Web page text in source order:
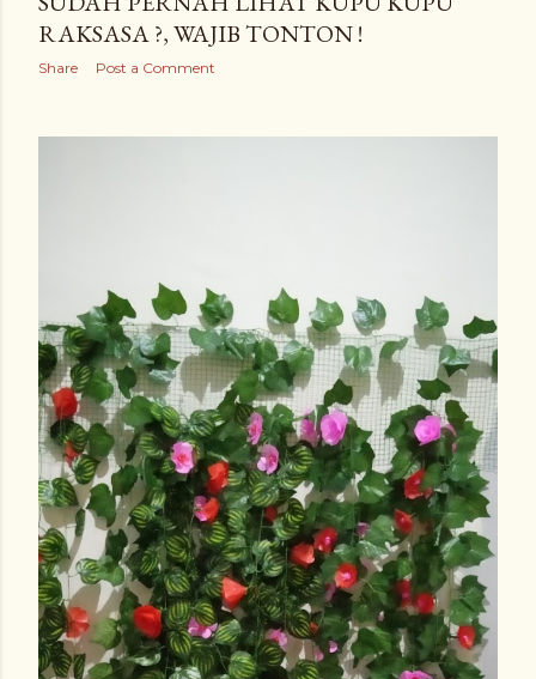
RAKSASA ?, WAJIB TONTON !
Share Post a Comment